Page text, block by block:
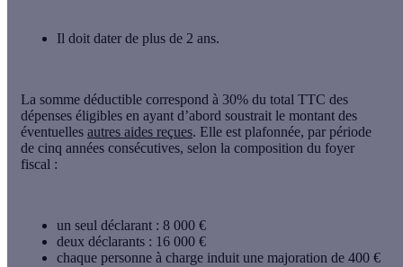
Il doit dater de plus de 2 ans.
La somme déductible correspond à 30% du total TTC des
dépenses éligibles en ayant d’abord soustrait le montant des
éventuelles autres aides reçues. Elle est plafonnée, par période
de cinq années consécutives, selon la composition du foyer
fiscal :
un seul déclarant : 8 000 €
deux déclarants : 16 000 €
chaque personne à charge induit une majoration de 400 €